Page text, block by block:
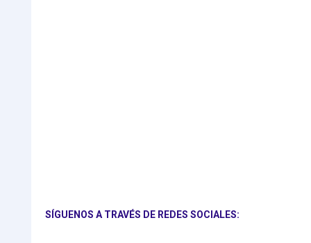
SÍGUENOS A TRAVÉS DE REDES SOCIALES: